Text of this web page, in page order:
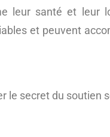
leur santé et leur
et peuvent
le secret du soutien